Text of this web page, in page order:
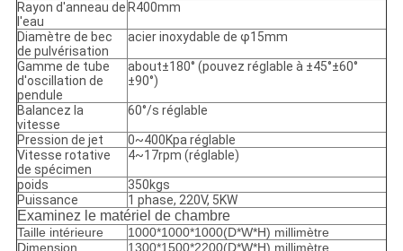
Rayon d'anneau de
l'eau
R400mm
Diamètre de bec
de pulvérisation
acier inoxydable de φ15mm
Gamme de tube
d'oscillation de
pendule
about±180° (pouvez réglable à ±45°±60°
±90°)
Balancez la
vitesse
60°/s réglable
Pression de jet
0~400Kpa réglable
Vitesse rotative
de spécimen
4~17rpm (réglable)
poids
350kgs
Puissance
1 phase, 220V, 5KW
Examinez le matériel de chambre
Taille intérieure 1000*1000*1000(D*W*H) millimètre
Dimension
1300*1500*2200(D*W*H) millimètre